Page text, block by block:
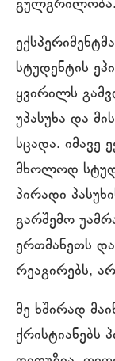
სტუდენტის
ყვირილს
უპასუხა და
სცადა. იმავე
მხოლოდ
პირადი
გარშემო
ერთმანეთს
რეაგირებს,
მე ხშირად
ქრისტიანებს